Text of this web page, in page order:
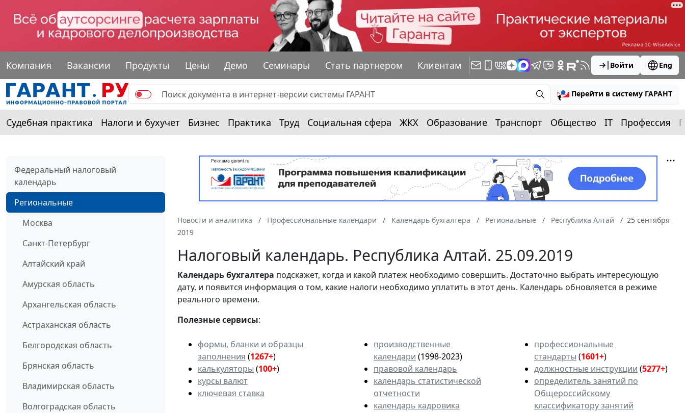
Компания Вакансии Продукты Цены Демо Семинары Стать партнером Клиентам Войти Eng
Перейти в систему ГАРАНТ
Судебная практика Налоги и бухучет Бизнес Практика Труд Социальная сфера ЖКХ Образование Транспорт Общество IT Профессия
Федеральный налоговый
календарь
Региональные
Москва
Санкт-Петербург
Алтайский край
Амурская область
Архангельская область
Астраханская область
Белгородская область
Брянская область
Владимирская область
Волгоградская область
Новости и аналитика Профессиональные календари Календарь бухгалтера Региональные Республика Алтай
25 сентября
2019
Налоговый календарь. Республика Алтай. 25.09.2019
Календарьбухгалтера подскажет, когда и какой платеж необходимо совершить. Достаточно выбрать интересующую
дату, и появится информация о том, какие налоги необходимо уплатить в этот день. Календарь обновляется в режиме
реального времени.
Полезные сервисы:
формы, бланки и образцы
заполнения (1267+)
калькуляторы (100+)
курсы валют
ключевая ставка
производственные
календари (1998-2023)
правовой календарь
календарь статистической
отчетности
календарь кадровика
профессиональные
стандарты (1601+)
должностные инструкции (5277+)
определитель занятий по
Общероссийскому
классификатору занятий